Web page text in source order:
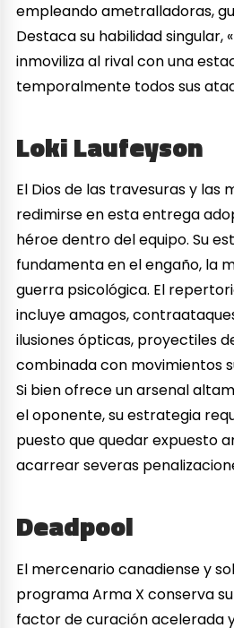
empleando ametralladoras,
Destaca su habilidad singular,
inmoviliza al rival con una
temporalmente todos sus
Loki Laufeyson
El Dios de las travesuras y las
redimirse en esta entrega
héroe dentro del equipo. Su
fundamenta en el engaño, la
guerra psicológica. El
incluye amagos,
ilusiones ópticas, proyectiles
combinada con movimientos
Si bien ofrece un arsenal
el oponente, su estrategia
puesto que quedar expuesto
acarrear severas
Deadpool
El mercenario canadiense y
programa Arma X conserva
factor de curación acelerada